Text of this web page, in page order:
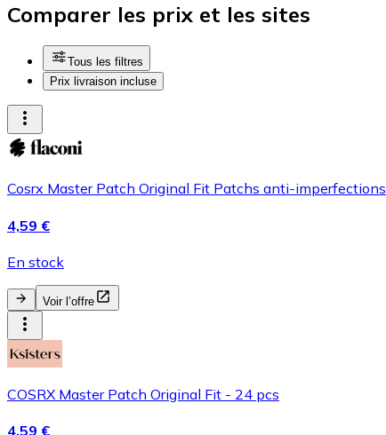
Comparer les prix et les sites
Tous les filtres
Prix livraison incluse
Cosrx Master Patch Original Fit Patchs anti-imperfections
4,59 €
En stock
Voir l’offre
COSRX Master Patch Original Fit - 24 pcs
4,59 €